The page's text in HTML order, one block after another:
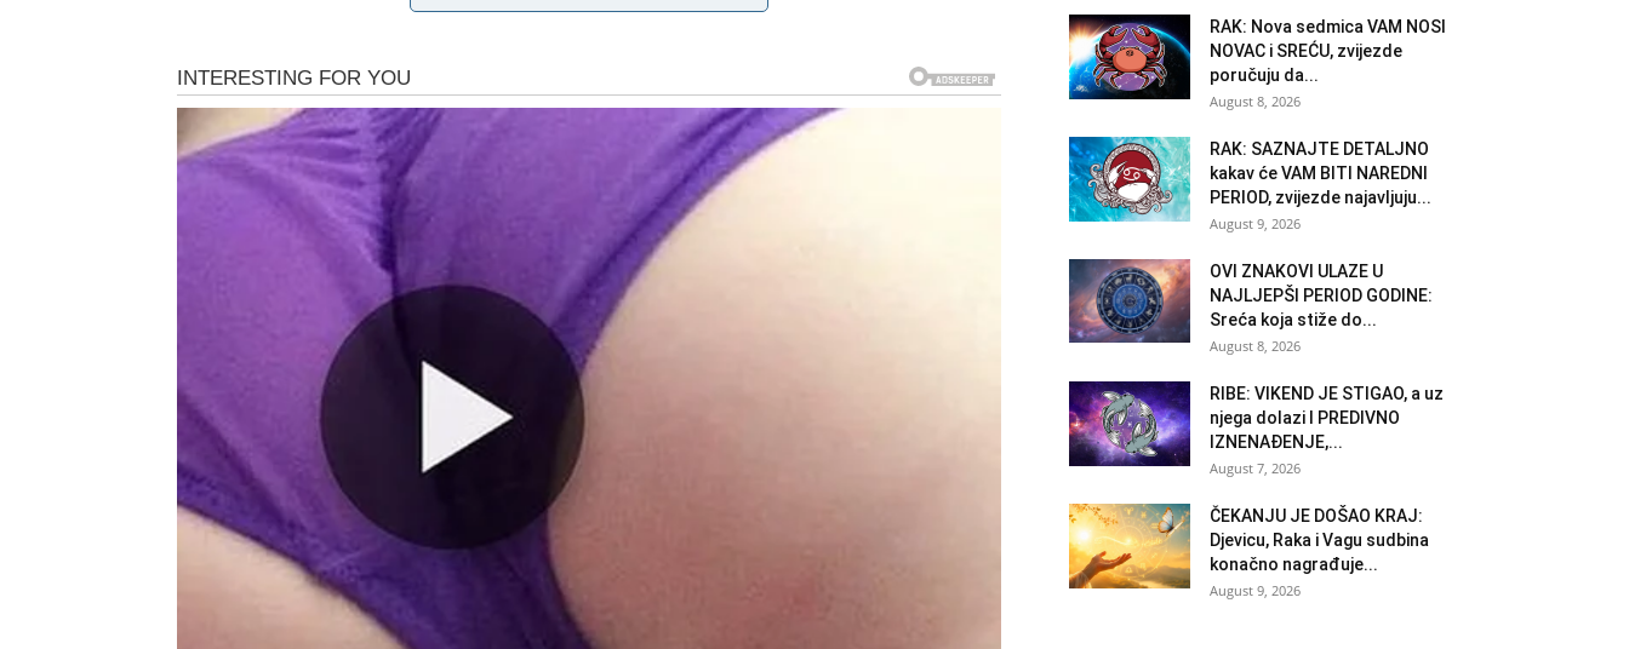
Pred vama su prilike za napredovanje, novu saradnju ili projekat koji će imati veliki značaj za vašu
Ljubav donosi emocije koje će vam promijeniti život
Na polju osjećaja očekuju vas posebni trenuci.
Ako ste slobodni, postoji velika mogućnost da upoznate osobu koja će vas osvojiti nježnošću,
iskrenošću i toplinom. Susret će biti sasvim spontan, ali će vrlo brzo prerasti u odnos koji će vam
donijeti osjećaj sigurnosti, mira i velike sreće.
Zvijezde vam donose priliku za ljubav koja može trajati veoma dugo.
RAK: Nova sedmica VAM NOSI
NOVAC i SREĆU, zvijezde
poručuju da...
August 8, 2026
RAK: SAZNAJTE DETALJNO
kakav će VAM BITI NAREDNI
PERIOD, zvijezde najavljuju...
August 9, 2026
OVI ZNAKOVI ULAZE U
NAJLJEPŠI PERIOD GODINE:
Sreća koja stiže do...
August 8, 2026
RIBE: VIKEND JE STIGAO, a uz
njega dolazi I PREDIVNO
IZNENAĐENJE,...
August 7, 2026
ČEKANJU JE DOŠAO KRAJ:
Djevicu, Raka i Vagu sudbina
konačno nagrađuje...
August 9, 2026